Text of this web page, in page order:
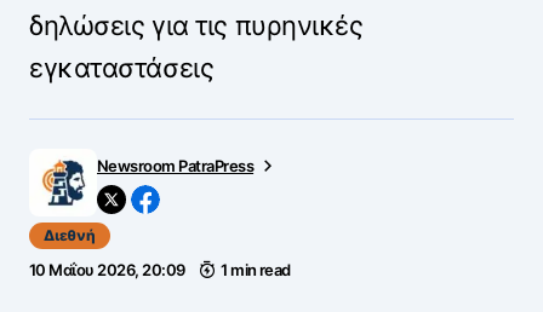
δηλώσεις για τις πυρηνικές
εγκαταστάσεις
Newsroom PatraPress
Διεθνή
10 Μαΐου 2026, 20:09 1 min read